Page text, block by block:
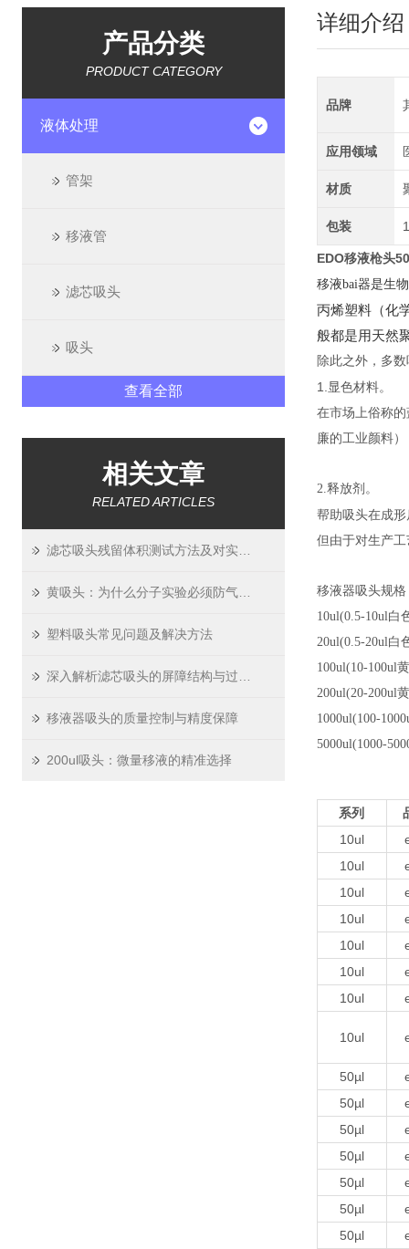
产品分类
PRODUCT CATEGORY
液体处理
管架
移液管
滤芯吸头
吸头
查看全部
相关文章
RELATED ARTICLES
塑料吸头常见问题及解决方法
移液器吸头的质量控制与精度保障
200ul吸头：微量移液的精准选择
详细介绍
品牌
应用领域
材质
包装
EDO移液枪头
移液bai器是生
丙烯塑料（化
般都是用天然
除此之外，多
1.显色材料。
在市场上俗称
廉的工业颜料）
2.释放剂。
帮助吸头在成
但由于对生产
移液器吸头规格
10ul(0.5-10ul白
20ul(0.5-20ul白
100ul(10-100ul
200ul(20-200ul
1000ul(100-
5000ul(1000-
系列
10ul
10ul
10ul
10ul
10ul
10ul
10ul
10ul
50µl
50µl
50µl
50µl
50µl
50µl
50µl